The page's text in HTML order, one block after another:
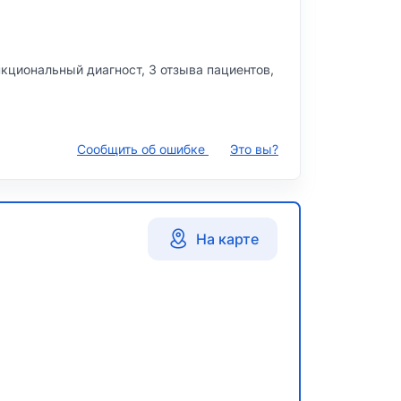
диагност, 3 отзыва пациентов,
Сообщить об ошибке Это вы?
На карте